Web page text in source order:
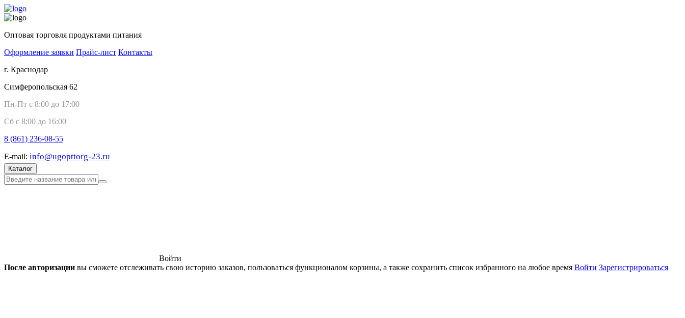
Оптовая торговля продуктами питания
Оформление заявки Прайс-лист Контакты
г. Краснодар
Симферопольская 62
Пн-Пт с 8:00 до 17:00
Сб с 8:00 до 16:00
8 (861) 236-08-55
E-mail: info@ugopttorg-23.ru
Каталог
Войти
После авторизации вы сможете отслеживать свою историю заказов, пользоваться функционалом корзины, а также сохранить список избранного на любое время Войти Зарегистрироваться